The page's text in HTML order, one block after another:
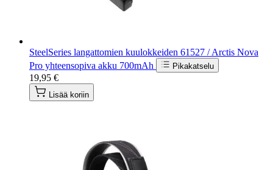
SteelSeries langattomien kuulokkeiden 61527 / Arctis Nova
Pro yhteensopiva akku 700mAh
Pikakatselu
19,95 €
Lisää koriin